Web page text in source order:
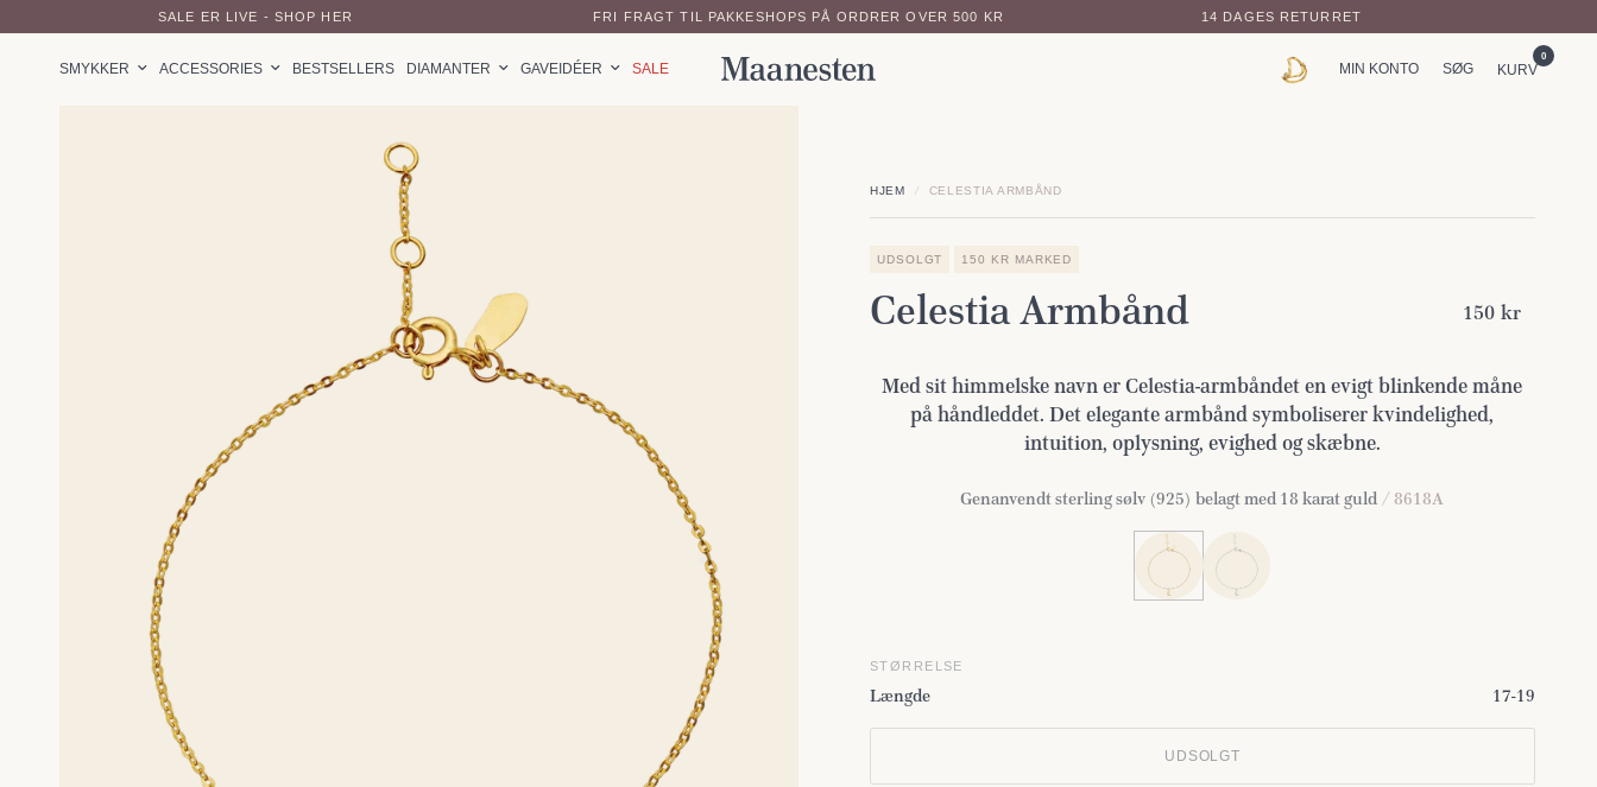
SALE ER LIVE - SHOP HER FRI FRAGT TIL PAKKESHOPS PÅ ORDRER OVER 500 KR 14 DAGES RETURRET
SMYKKER ACCESSORIES BESTSELLERS DIAMANTER GAVEIDÉER SALE MIN KONTO SØG KURV
0
HJEM / CELESTIA ARMBÅND
UDSOLGT 150 KR MARKED
Celestia Armbånd 150 kr
Med sit himmelske navn er Celestia-armbåndet en evigt blinkende måne
på håndleddet. Det elegante armbånd symboliserer kvindelighed,
intuition, oplysning, evighed og skæbne.
Genanvendt sterling sølv (925) belagt med 18 karat guld / 8618A
STØRRELSE
Længde 17-19
UDSOLGT